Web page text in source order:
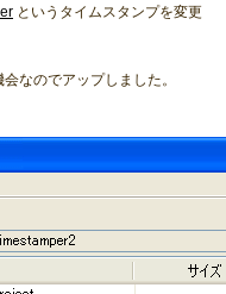
というタイムスタンプを変更
なのでアップしました。